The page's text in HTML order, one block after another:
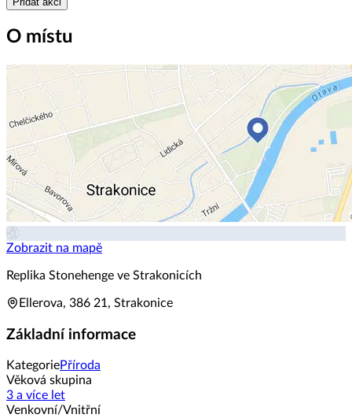
O místu
Zobrazit na mapě
Replika Stonehenge ve Strakonicích
Ellerova, 386 21, Strakonice
Základní informace
KategoriePříroda
Věková skupina
3 a více let
Venkovní/Vnitřní